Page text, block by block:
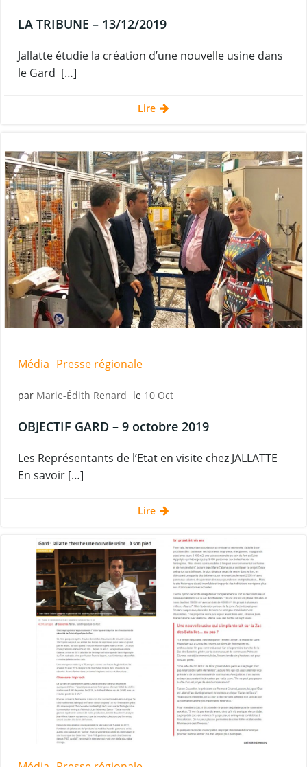
LA TRIBUNE – 13/12/2019
Jallatte étudie la création d’une nouvelle usine dans
le Gard […]
Lire
Média Presse régionale
par Marie-Édith Renard le 10 Oct
OBJECTIF GARD – 9 octobre 2019
Les Représentants de l’Etat en visite chez JALLATTE
En savoir […]
Lire